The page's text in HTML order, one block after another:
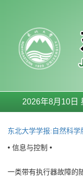
2026年8月10日
东北大学学报:自然科学
• 信息与控制 •
一类带有执行器故障的